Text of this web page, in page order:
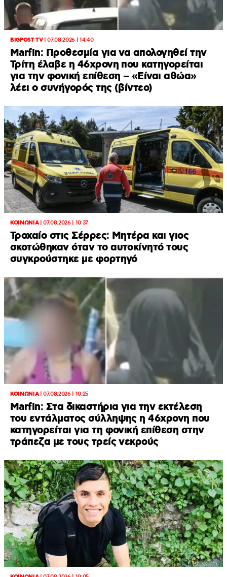
BIGPOST TV|07.08.2026 | 14:40
Marfin: Προθεσμία για να απολογηθεί την
Τρίτη έλαβε η 46χρονη που κατηγορείται
για την φονική επίθεση – «Είναι αθώα»
λέει ο συνήγορός της (βίντεο)
ΚΟΙΝΩΝΙΑ|07.08.2026 | 10:37
Τροχαίο στις Σέρρες: Μητέρα και γιος
σκοτώθηκαν όταν το αυτοκίνητό τους
συγκρούστηκε με φορτηγό
ΚΟΙΝΩΝΙΑ|07.08.2026 | 10:25
Marfin: Στα δικαστήρια για την εκτέλεση
του εντάλματος σύλληψης η 46χρονη που
κατηγορείται για τη φονική επίθεση στην
τράπεζα με τους τρείς νεκρούς